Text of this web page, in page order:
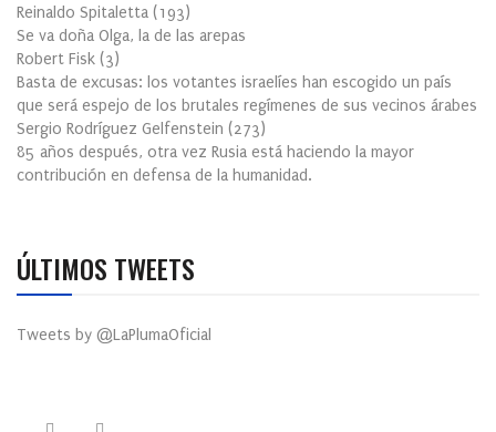
Reinaldo Spitaletta (193)
Se va doña Olga, la de las arepas
Robert Fisk (3)
Basta de excusas: los votantes israelíes han escogido un país
que será espejo de los brutales regímenes de sus vecinos árabes
Sergio Rodríguez Gelfenstein (273)
85 años después, otra vez Rusia está haciendo la mayor
contribución en defensa de la humanidad.
ÚLTIMOS TWEETS
Tweets by @LaPlumaOficial